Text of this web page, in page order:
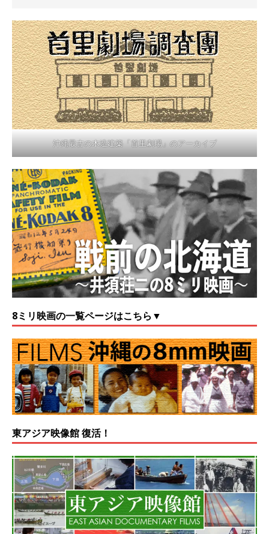
沖縄最古の木造建築「首里劇場」のアーカイブ
8ミリ映画の一覧ページはこちら▼
東アジア映像館 復活！